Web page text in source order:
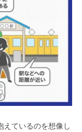
えているのを想像し